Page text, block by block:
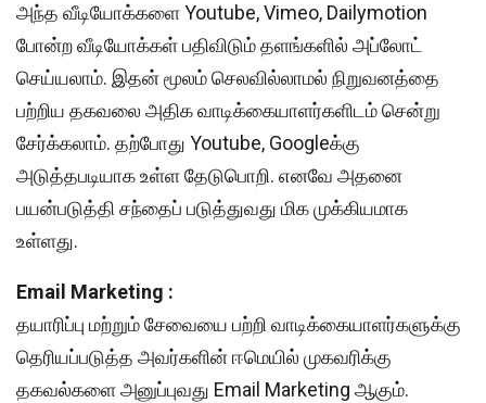
அந்த வீடியோக்களை Youtube, Vimeo, Dailymotion
போன்ற வீடியோக்கள் பதிவிடும் தளங்களில் அப்லோட்
செய்யலாம். இதன் மூலம் செலவில்லாமல் நிறுவனத்தை
பற்றிய தகவலை அதிக வாடிக்கையாளர்களிடம் சென்று
சேர்க்கலாம். தற்போது Youtube, Googleக்கு
அடுத்தபடியாக உள்ள தேடுபொறி. எனவே அதனை
பயன்படுத்தி சந்தைப் படுத்துவது மிக முக்கியமாக
உள்ளது.
Email Marketing :
தயாரிப்பு மற்றும் சேவையை பற்றி வாடிக்கையாளர்களுக்கு
தெரியப்படுத்த அவர்களின் ஈமெயில் முகவரிக்கு
தகவல்களை அனுப்புவது Email Marketing ஆகும்.